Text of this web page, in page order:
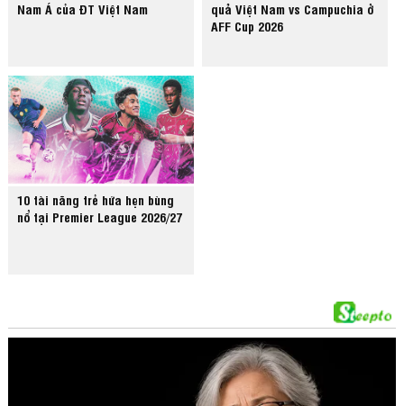
Nam Á của ĐT Việt Nam
quả Việt Nam vs Campuchia ở
AFF Cup 2026
10 tài năng trẻ hứa hẹn bùng
nổ tại Premier League 2026/27